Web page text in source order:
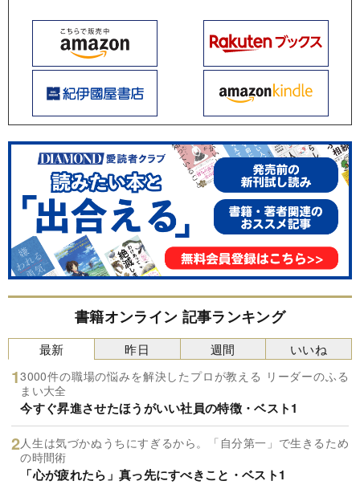
書籍オンライン 記事ランキング
最新
3000件の職場の悩みを解決したプロが教える リーダーのふる
まい大全
今すぐ昇進させたほうがいい社員の特徴・ベスト1
人生は気づかぬうちにすぎるから。「自分第一」で生きるため
の時間術
「心が疲れたら」真っ先にすべきこと・ベスト1
昨日 週間 いいね